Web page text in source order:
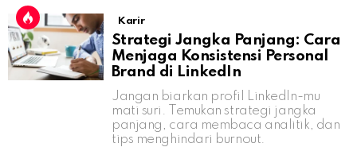
Karir
Strategi Jangka Panjang: Cara
Menjaga Konsistensi Personal
Brand di LinkedIn
Jangan biarkan profil LinkedIn-mu
mati suri. Temukan strategi jangka
panjang, cara membaca analitik, dan
tips menghindari burnout.